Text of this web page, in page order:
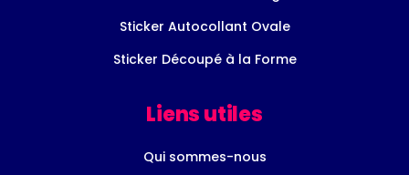
Sticker Autocollant Ovale
Sticker Découpé à la Forme
Liens utiles
Qui sommes-nous